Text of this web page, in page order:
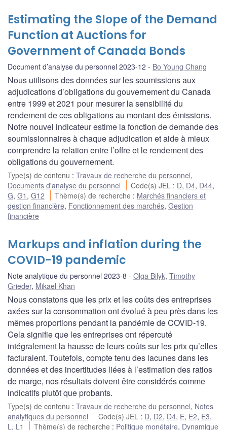
Estimating the Slope of the Demand
Function at Auctions for
Government of Canada Bonds
Document d’analyse du personnel 2023-12 Bo Young Chang
Nous utilisons des données sur les soumissions aux
adjudications d’obligations du gouvernement du Canada
entre 1999 et 2021 pour mesurer la sensibilité du
rendement de ces obligations au montant des émissions.
Notre nouvel indicateur estime la fonction de demande des
soumissionnaires à chaque adjudication et aide à mieux
comprendre la relation entre l’offre et le rendement des
obligations du gouvernement.
Type(s) de contenu : Travaux de recherche du personnel,
Documents d'analyse du personnel
Code(s) JEL : D, D4, D44,
G, G1 , G12 Thème(s) de recherche : Marchés financiers et
gestion financière, Fonctionnement des marchés, Gestion
financière
Markups and inflation during the
COVID-19 pandemic
Note analytique du personnel 2023-8 Olga Bilyk, Timothy
Grieder, Mikael Khan
Nous constatons que les prix et les coûts des entreprises
axées sur la consommation ont évolué à peu près dans les
mêmes proportions pendant la pandémie de COVID-19.
Cela signifie que les entreprises ont répercuté
intégralement la hausse de leurs coûts sur les prix qu’elles
facturaient. Toutefois, compte tenu des lacunes dans les
données et des incertitudes liées à l’estimation des ratios
de marge, nos résultats doivent être considérés comme
indicatifs plutôt que probants.
Type(s) de contenu : Travaux de recherche du personnel, Notes
analytiques du personnel
Code(s) JEL : D, D2, D4, E, E2, E3,
L , L1 Thème(s) de recherche : Politique monétaire, Dynamique